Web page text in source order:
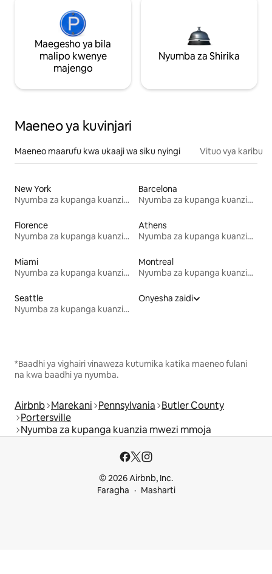
Maegesho ya bila
malipo kwenye
majengo
Nyumba za Shirika
Maeneo ya kuvinjari
Maeneo maarufu kwa ukaaji wa siku nyingi Vituo vya karibu
New York
Nyumba za kupanga kuanzia mwezi mmoja
Barcelona
Nyumba za kupanga kuanzia mwezi mmoja
Florence
Nyumba za kupanga kuanzia mwezi mmoja
Athens
Nyumba za kupanga kuanzia mwezi mmoja
Miami
Nyumba za kupanga kuanzia mwezi mmoja
Montreal
Nyumba za kupanga kuanzia mwezi mmoja
Seattle
Nyumba za kupanga kuanzia mwezi mmoja
Onyesha zaidi
*Baadhi ya vighairi vinaweza kutumika katika maeneo fulani
na kwa baadhi ya nyumba.
Airbnb Marekani Pennsylvania Butler County
Portersville
Nyumba za kupanga kuanzia mwezi mmoja
© 2026 Airbnb, Inc.
Faragha
Masharti